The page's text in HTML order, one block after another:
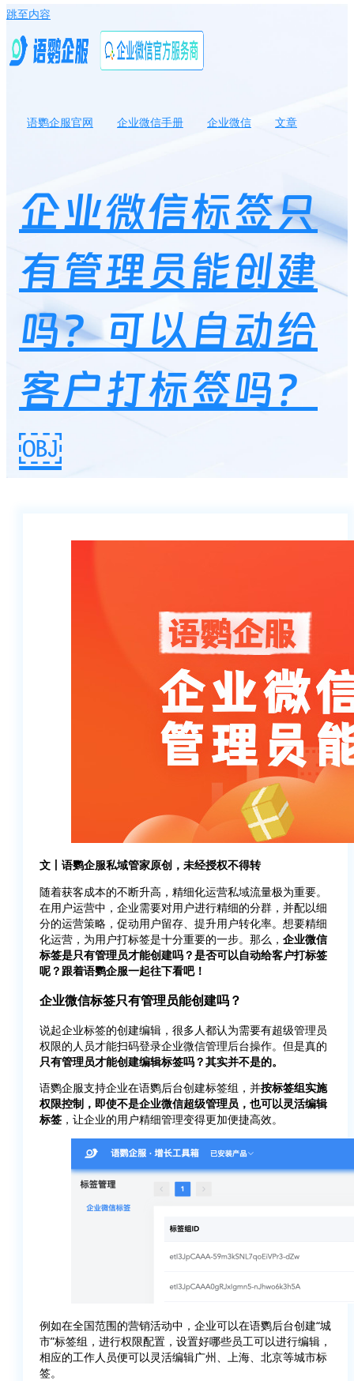
跳至内容
语鹦企服官网 企业微信手册 企业微信
文章
企业微信标签只
有管理员能创建
吗？可以自动给
客户打标签吗？
￼
文丨语鹦企服私域管家原创，未经授权不得转
随着获客成本的不断升高，精细化运营私域流量极为重要。
在用户运营中，企业需要对用户进行精细的分群，并配以细
分的运营策略，促动用户留存、提升用户转化率。想要精细
化运营，为用户打标签是十分重要的一步。那么， 企业微信
标签是只有管理员才能创建吗？是否可以自动给客户打标签
呢？跟着语鹦企服一起往下看吧！
企业微信标签只有管理员能创建吗？
说起企业标签的创建编辑，很多人都认为需要有超级管理员
权限的人员才能扫码登录企业微信管理后台操作。但是真的
只有管理员才能创建编辑标签吗？其实并不是的。
语鹦企服支持企业在语鹦后台创建标签组，并按标签组实施
权限控制，即使不是企业微信超级管理员，也可以灵活编辑
标签 ，让企业的用户精细管理变得更加便捷高效。
例如在全国范围的营销活动中，企业可以在语鹦后台创建“城
市”标签组，进行权限配置，设置好哪些员工可以进行编辑，
相应的工作人员便可以灵活编辑广州、上海、北京等城市标
签。